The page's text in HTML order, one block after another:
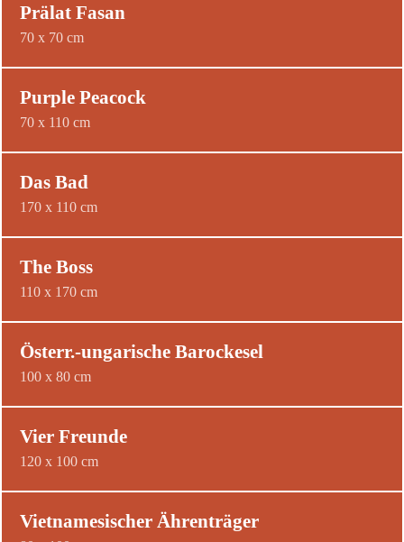
Prälat Fasan
70 x 70 cm
Purple Peacock
70 x 110 cm
Das Bad
170 x 110 cm
The Boss
110 x 170 cm
Österr.-ungarische Barockesel
100 x 80 cm
Vier Freunde
120 x 100 cm
Vietnamesischer Ährenträger